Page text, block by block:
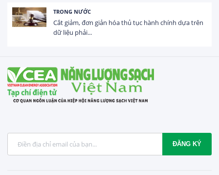
TRONG NƯỚC
Cắt giảm, đơn giản hóa thủ tục hành chính dựa trên
dữ liệu phải...
ĐĂNG KÝ